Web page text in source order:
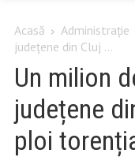
Acasă Administrație
județene din Cluj ...
Un milion
județene
ploi